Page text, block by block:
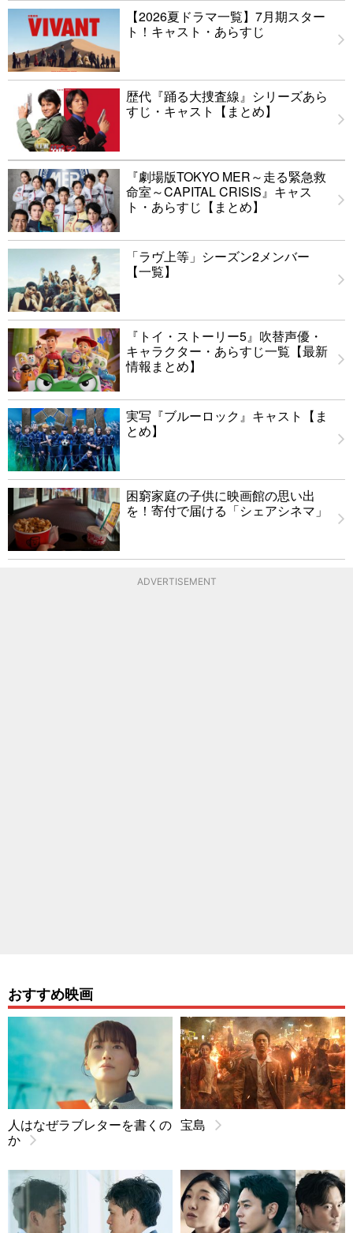
【2026夏ドラマ一覧】7月期スター
ト！キャスト・あらすじ
歴代『踊る大捜査線』シリーズあら
すじ・キャスト【まとめ】
『劇場版TOKYO MER～走る緊急救
命室～CAPITAL CRISIS』キャス
ト・あらすじ【まとめ】
「ラヴ上等」シーズン2メンバー
【一覧】
『トイ・ストーリー5』吹替声優・
キャラクター・あらすじ一覧【最新
情報まとめ】
実写『ブルーロック』キャスト【ま
とめ】
困窮家庭の子供に映画館の思い出
を！寄付で届ける「シェアシネマ」
ADVERTISEMENT
おすすめ映画
人はなぜラブレターを書くの
か
宝島